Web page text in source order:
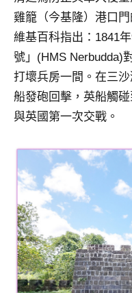
雞籠（今基隆）港口
維基百科指出：1841
號」(HMS Nerbudda)
打壞兵房一間。在三
船發砲回擊，英船觸
與英國第一次交戰。